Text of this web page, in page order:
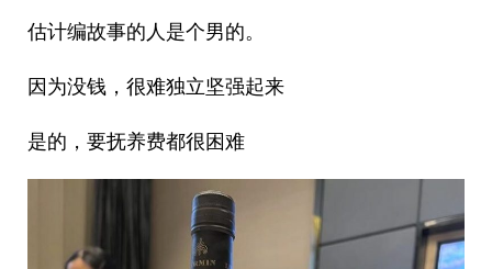
估计编故事的人是个男的。
因为没钱，很难独立坚强起来
是的，要抚养费都很困难